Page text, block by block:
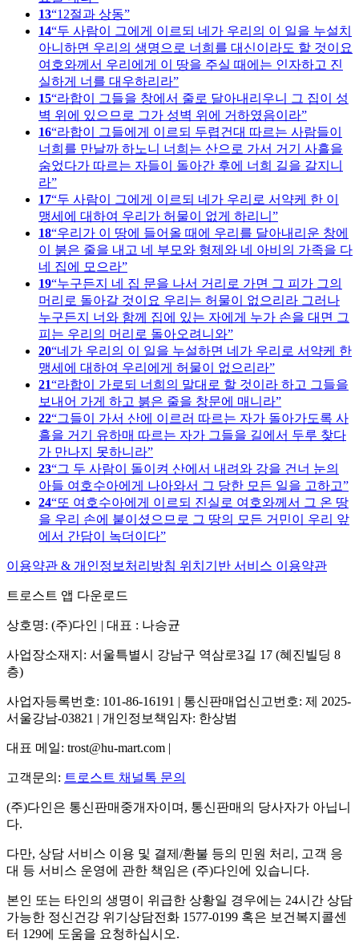
13 12절과 상동
14 두 사람이 그에게 이르되 네가 우리의 이 일을 누설치
아니하면 우리의 생명으로 너희를 대신이라도 할 것이요
여호와께서 우리에게 이 땅을 주실 때에는 인자하고 진
실하게 너를 대우하리라
15 라합이 그들을 창에서 줄로 달아내리우니 그 집이 성
벽 위에 있으므로 그가 성벽 위에 거하였음이라
16 라합이 그들에게 이르되 두렵건대 따르는 사람들이
너희를 만날까 하노니 너희는 산으로 가서 거기 사흘을
숨었다가 따르는 자들이 돌아간 후에 너희 길을 갈지니
라
17 두 사람이 그에게 이르되 네가 우리로 서약케 한 이
맹세에 대하여 우리가 허물이 없게 하리니
18 우리가 이 땅에 들어올 때에 우리를 달아내리운 창에
이 붉은 줄을 내고 네 부모와 형제와 네 아비의 가족을 다
네 집에 모으라
19 누구든지 네 집 문을 나서 거리로 가면 그 피가 그의
머리로 돌아갈 것이요 우리는 허물이 없으리라 그러나
누구든지 너와 함께 집에 있는 자에게 누가 손을 대면 그
피는 우리의 머리로 돌아오려니와
20 네가 우리의 이 일을 누설하면 네가 우리로 서약케 한
맹세에 대하여 우리에게 허물이 없으리라
21 라합이 가로되 너희의 말대로 할 것이라 하고 그들을
보내어 가게 하고 붉은 줄을 창문에 매니라
22 그들이 가서 산에 이르러 따르는 자가 돌아가도록 사
흘을 거기 유하매 따르는 자가 그들을 길에서 두루 찾다
가 만나지 못하니라
23 그 두 사람이 돌이켜 산에서 내려와 강을 건너 눈의
아들 여호수아에게 나아와서 그 당한 모든 일을 고하고
24 또 여호수아에게 이르되 진실로 여호와께서 그 온 땅
을 우리 손에 붙이셨으므로 그 땅의 모든 거민이 우리 앞
에서 간담이 녹더이다
이용약관 & 개인정보처리방침 위치기반 서비스 이용약관
트로스트 앱 다운로드
상호명: (주)다인 | 대표 : 나승균
사업장소재지: 서울특별시 강남구 역삼로3길 17 (혜진빌딩 8
층)
사업자등록번호: 101-86-16191 | 통신판매업신고번호: 제 2025-
서울강남-03821 | 개인정보책임자: 한상범
대표 메일: trost@hu-mart.com |
고객문의: 트로스트 채널톡 문의
(주)다인은 통신판매중개자이며, 통신판매의 당사자가 아닙니
다.
다만, 상담 서비스 이용 및 결제/환불 등의 민원 처리, 고객 응
대 등 서비스 운영에 관한 책임은 (주)다인에 있습니다.
본인 또는 타인의 생명이 위급한 상황일 경우에는 24시간 상담
가능한 정신건강 위기상담전화 1577-0199 혹은 보건복지콜센
터 129에 도움을 요청하십시오.